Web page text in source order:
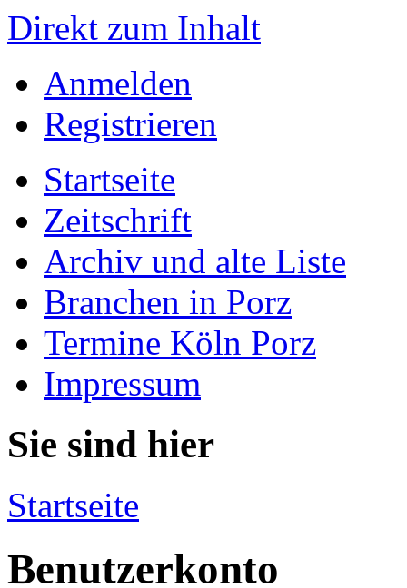
Direkt zum Inhalt
Anmelden
Registrieren
Startseite
Zeitschrift
Archiv und alte Liste
Branchen in Porz
Termine Köln Porz
Impressum
Sie sind hier
Startseite
Benutzerkonto